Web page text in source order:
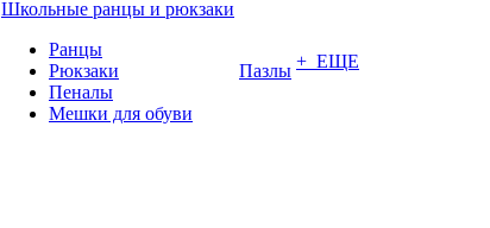
Школьные ранцы и рюкзаки
Ранцы
Рюкзаки
Пеналы
Мешки для обуви
Пазлы + ЕЩЕ